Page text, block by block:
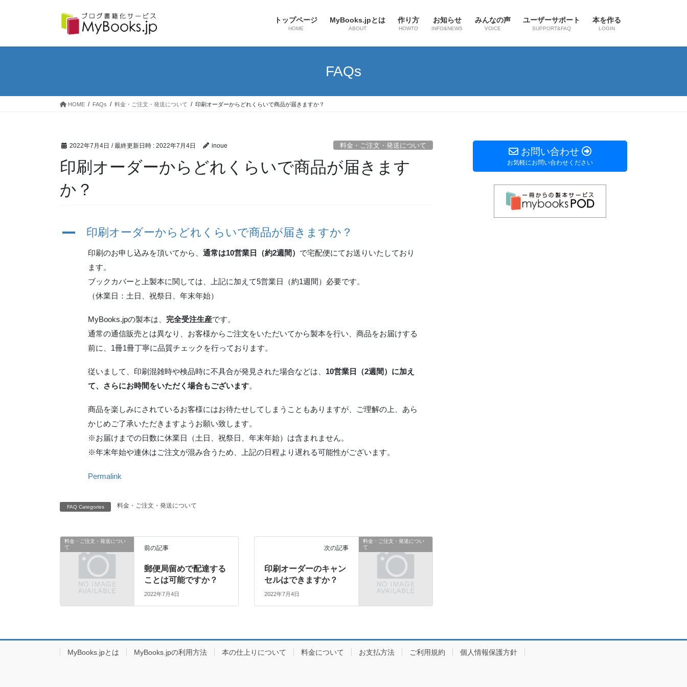
トップページ
HOME
MyBooks.jpとは
ABOUT
作り方
HOWTO
お知らせ
INFO&NEWS
みんなの声
VOICE
ユーザーサポート
SUPPORT&FAQ
本を作る
LOGIN
FAQs
HOME FAQs 料金・ご注文・発送について 印刷オーダーからどれくらいで商品が届きますか？
2022年7月4日 / 最終更新日時 : 2022年7月4日 inoue 料金・ご注文・発送について
印刷オーダーからどれくらいで商品が届きます
か？
A 印刷オーダーからどれくらいで商品が届きますか？
印刷のお申し込みを頂いてから、 通常は10営業日（約2週間） で宅配便にてお送りいたしており
ます。
ブックカバーと上製本に関しては、上記に加えて5営業日（約1週間）必要です。
（休業日：土日、祝祭日、年末年始）
MyBooks.jpの製本は、 完全受注生産です。
通常の通信販売とは異なり、お客様からご注文をいただいてから製本を行い、商品をお届けする
前に、1冊1冊丁寧に品質チェックを行っております。
従いまして、印刷混雑時や検品時に不具合が発見された場合などは、 10営業日（2週間）に加え
て、さらにお時間をいただく場合もございます。
商品を楽しみにされているお客様にはお待たせしてしまうこともありますが、ご理解の上、あら
かじめご了承いただきますようお願い致します。
※お届けまでの日数に休業日（土日、祝祭日、年末年始）は含まれません。
※年末年始や連休はご注文が混み合うため、上記の日程より遅れる可能性がございます。
Permalink
FAQ Categories 料金・ご注文・発送について
料金・ご注文・発送につい
て
前の記事
郵便局留めで配達する
ことは可能ですか？
2022年7月4日
料金・ご注文・発送につい
て
次の記事
印刷オーダーのキャン
セルはできますか？
2022年7月4日
お問い合わせ
お気軽にお問い合わせください
MyBooks.jpとは MyBooks.jpの利用方法 本の仕上りについて 料金について お支払方法 ご利用規約 個人情報保護方針